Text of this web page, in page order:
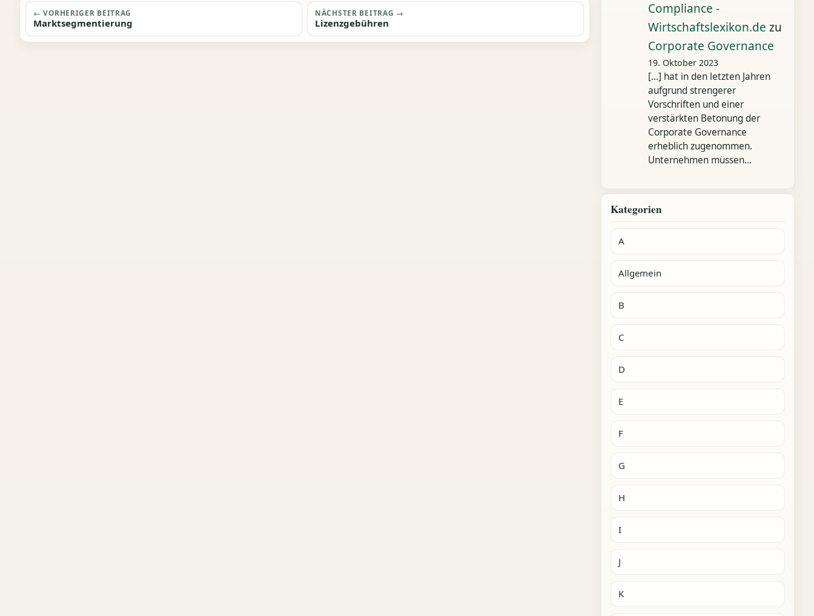
Beitragsnavigation
← VORHERIGER BEITRAG
Marktsegmentierung
NÄCHSTER BEITRAG →
Lizenzgebühren
Compliance -
Wirtschaftslexikon.de zu
Corporate Governance
19. Oktober 2023
[…] hat in den letzten Jahren
aufgrund strengerer
Vorschriften und einer
verstärkten Betonung der
Corporate Governance
erheblich zugenommen.
Unternehmen müssen…
Kategorien
A
Allgemein
B
C
D
E
F
G
H
I
J
K